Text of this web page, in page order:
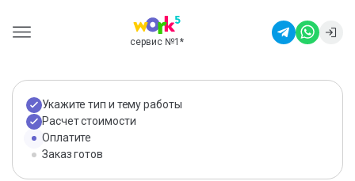
сервис №1 *
Укажите тип и тему работы
Расчет стоимости
Оплатите
Заказ готов